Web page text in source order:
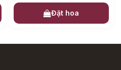
Đặt hoa